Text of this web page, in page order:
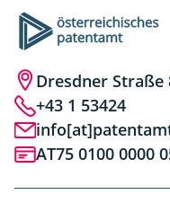
Dresdner Straße
+43 1 53424
AT75 0100 0000